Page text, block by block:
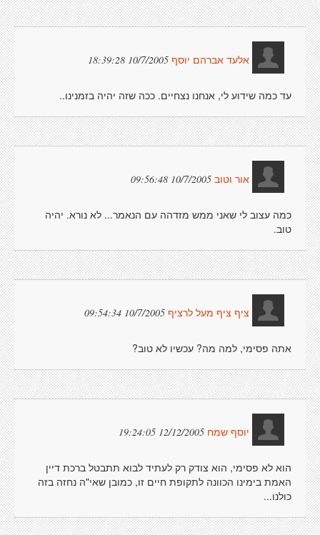
אלעד אברהם יוסף 10/7/2005 18:39:28
עד כמה שידוע לי, אנחנו נצחיים. ככה שזה יהיה בזמנינו..
אור וטוב 10/7/2005 09:56:48
כמה עצוב לי שאני ממש מזדהה עם הנאמר... לא נורא. יהיה
טוב.
ציף ציף מעל לרציף 10/7/2005 09:54:34
אתה פסימי, למה מה? עכשיו לא טוב?
יוסף שמח 12/12/2005 19:24:05
הוא לא פסימי, הוא צודק רק לעתיד לבוא תתבטל ברכת דיין
האמת בימינו הכוונה לתקופת חיים זו, כמובן שאי"ה נחזה בזה
כולנו...